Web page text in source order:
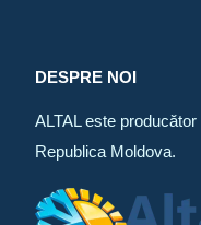
DESPRE NOI
ALTAL este
Republica Moldova.